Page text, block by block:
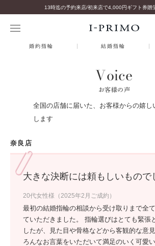
婚約指輪 結婚指輪
Voice
お客様の声
全国の店舗に届いた、お客様からの嬉し
します
奈良店
大きな決断には頼もしいもので
20代女性様（2025年2月ご成約）
最初の結婚指輪の相談から受け取りまで全
ていただきました。 指輪選びはとても緊張
したが、見た目や骨格などから客観的な意
ろんなお言葉をいただいて満足のいく可愛